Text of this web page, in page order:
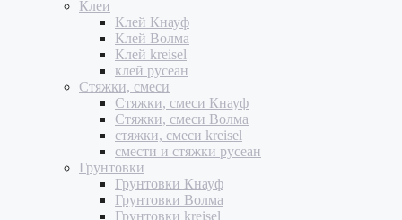
Клеи
Клей Кнауф
Клей Волма
Клей kreisel
клей русеан
Стяжки, смеси
Стяжки, смеси Кнауф
Стяжки, смеси Волма
стяжки, смеси kreisel
смести и стяжки русеан
Грунтовки
Грунтовки Кнауф
Грунтовки Волма
Грунтовки kreisel